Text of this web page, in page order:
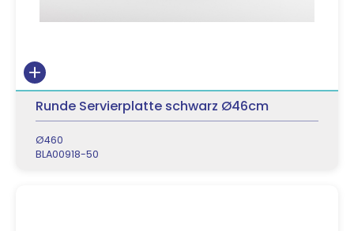
Runde Servierplatte schwarz Ø46cm
Ø460
BLA00918-50